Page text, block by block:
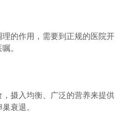
的作用，需要到正规的医院开
。
摄入均衡、广泛的营养来提供
衰退。